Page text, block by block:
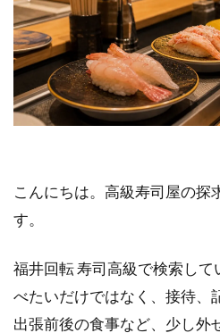
こんにちは。高級寿司屋の探
す。
福井回転 寿司高級で検索し
べたいだけではなく、接待、
出張前後の食事など、少し外